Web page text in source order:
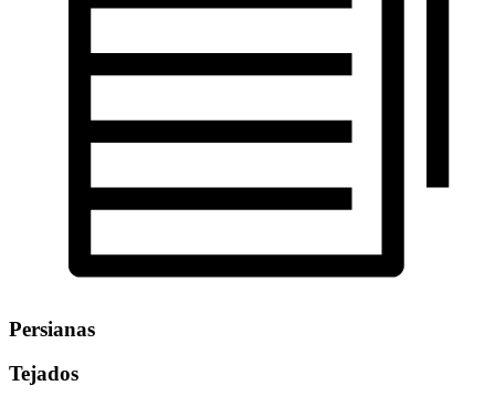
Persianas
Tejados